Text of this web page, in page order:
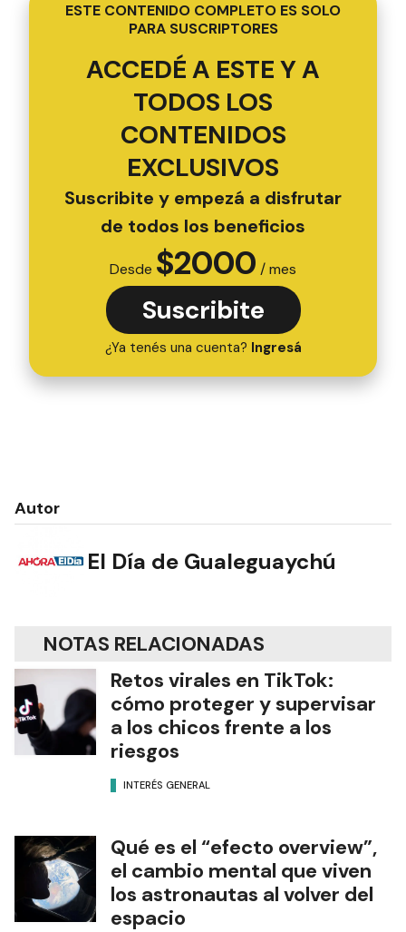
ESTE CONTENIDO COMPLETO ES SOLO
PARA SUSCRIPTORES
ACCEDÉ A ESTE Y A
TODOS LOS
CONTENIDOS
EXCLUSIVOS
Suscribite y empezá a disfrutar
de todos los beneficios
Desde $2000 / mes
Suscribite
¿Ya tenés una cuenta? Ingresá
Autor
El Día de Gualeguaychú
NOTAS RELACIONADAS
Retos virales en TikTok:
cómo proteger y supervisar
a los chicos frente a los
riesgos
INTERÉS GENERAL
Qué es el “efecto overview”,
el cambio mental que viven
los astronautas al volver del
espacio